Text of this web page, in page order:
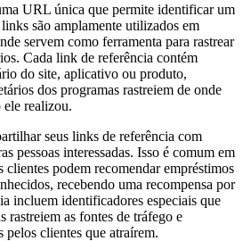
URL única que permite identificar um
são amplamente utilizados em
servem como ferramenta para rastrear
Cada link de referência contém
do site, aplicativo ou produto,
dos programas rastreiem de onde
ele realizou.
seus links de referência com
pessoas interessadas. Isso é comum em
clientes podem recomendar empréstimos
recebendo uma recompensa por
incluem identificadores especiais que
rastreiem as fontes de tráfego e
pelos clientes que atraírem.